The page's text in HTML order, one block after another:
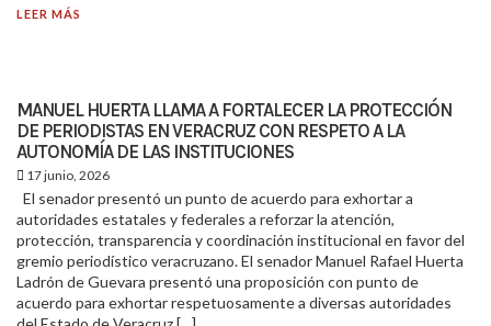
LEER MÁS
MANUEL HUERTA LLAMA A FORTALECER LA PROTECCIÓN
DE PERIODISTAS EN VERACRUZ CON RESPETO A LA
AUTONOMÍA DE LAS INSTITUCIONES
17 junio, 2026
El senador presentó un punto de acuerdo para exhortar a
autoridades estatales y federales a reforzar la atención,
protección, transparencia y coordinación institucional en favor del
gremio periodístico veracruzano. El senador Manuel Rafael Huerta
Ladrón de Guevara presentó una proposición con punto de
acuerdo para exhortar respetuosamente a diversas autoridades